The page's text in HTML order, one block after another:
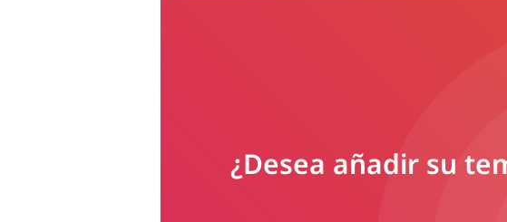
¿Desea añadir su